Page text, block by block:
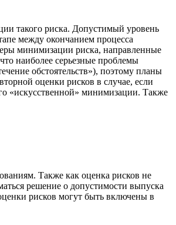
такого риска. Допустимый уровень
между окончанием процесса
минимизации риска, направленные
наиболее серьезные проблемы
обстоятельств»), поэтому планы
оценки рисков в случае, если
«искусственной» минимизации. Также
Также как оценка рисков не
решение о допустимости выпуска
рисков могут быть включены в